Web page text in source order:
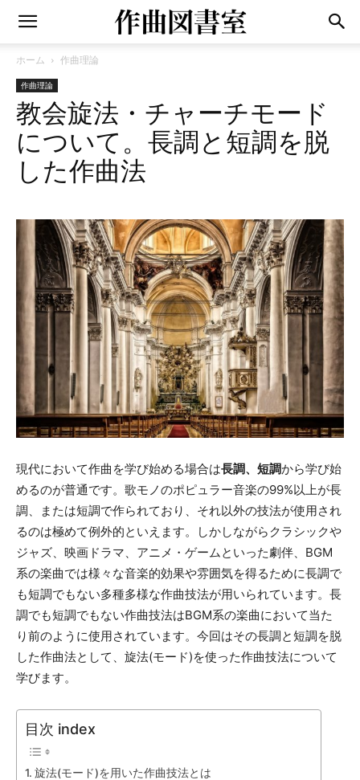
ホーム 作曲理論
作曲理論
教会旋法・チャーチモード
について。長調と短調を脱
した作曲法
現代において作曲を学び始める場合は長調、短調から学び始
めるのが普通です。歌モノのポピュラー音楽の99%以上が長
調、または短調で作られており、それ以外の技法が使用され
るのは極めて例外的といえます。しかしながらクラシックや
ジャズ、映画ドラマ、アニメ・ゲームといった劇伴、BGM
系の楽曲では様々な音楽的効果や雰囲気を得るために長調で
も短調でもない多種多様な作曲技法が用いられています。長
調でも短調でもない作曲技法はBGM系の楽曲において当た
り前のように使用されています。今回はその長調と短調を脱
した作曲法として、旋法(モード)を使った作曲技法について
学びます。
目次 index
旋法(モード)を用いた作曲技法とは